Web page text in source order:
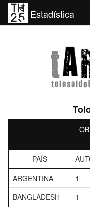
Estadística
PAÍS
ARGENTINA
1
BANGLADESH
1